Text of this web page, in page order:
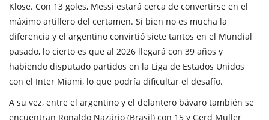
Klose. Con 13 goles, Messi estará cerca de convertirse en el
máximo artillero del certamen. Si bien no es mucha la
diferencia y el argentino convirtió siete tantos en el Mundial
pasado, lo cierto es que al 2026 llegará con 39 años y
habiendo disputado partidos en la Liga de Estados Unidos
con el Inter Miami, lo que podría dificultar el desafío.
A su vez, entre el argentino y el delantero bávaro también se
encuentran Ronaldo Nazário (Brasil) con 15 y Gerd Müller